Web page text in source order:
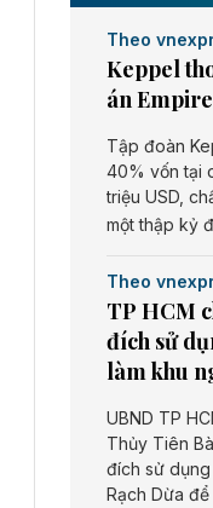
Theo
Keppel
án
Tập đoàn
40% vốn tại
triệu USD,
một thập kỷ
Theo
TP HCM
đích sử
làm khu
UBND TP
Thủy Tiên
đích sử
Rạch Dừa